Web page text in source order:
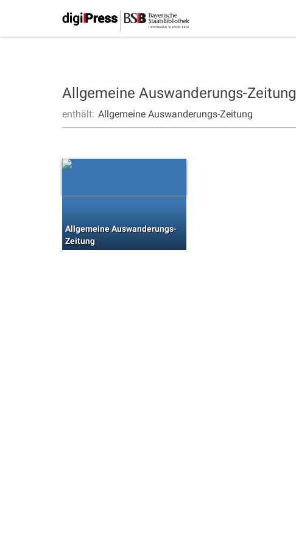
Allgemeine Auswanderungs-Zeitung
enthält: Allgemeine Auswanderungs-Zeitung
Allgemeine Auswanderungs-
Zeitung